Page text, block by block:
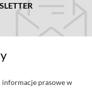
informacje prasowe w